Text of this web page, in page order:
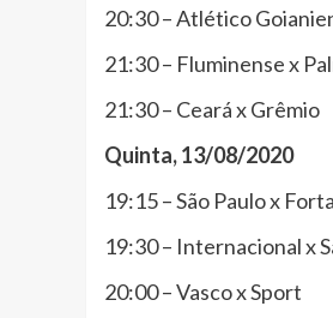
20:30 – Atlético
21:30 – Fluminense x
21:30 – Ceará x Grêmio
Quinta, 13/08/2020
19:15 – São Paulo x
19:30 – Internacional x
20:00 – Vasco x Sport